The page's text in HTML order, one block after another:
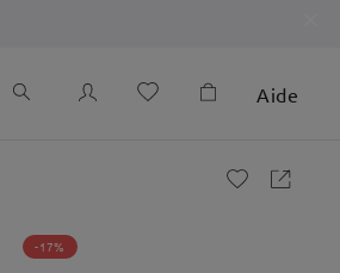
Aide
-17%